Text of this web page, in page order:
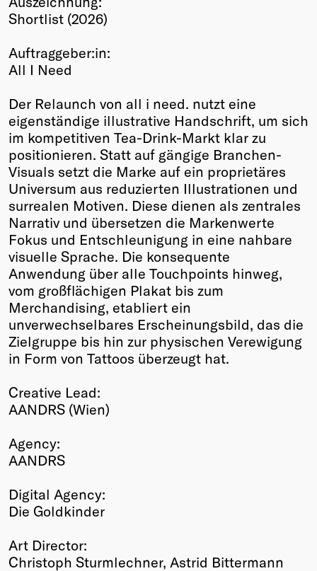
Winners
Past
Annual
Shortlist (2026)
Auftraggeber:in:
All I Need
Der Relaunch von all i need. nutzt eine
eigenständige illustrative Handschrift, um sich
im kompetitiven Tea-Drink-Markt klar zu
positionieren. Statt auf gängige Branchen-
Visuals setzt die Marke auf ein proprietäres
Universum aus reduzierten Illustrationen und
surrealen Motiven. Diese dienen als zentrales
Narrativ und übersetzen die Markenwerte
Fokus und Entschleunigung in eine nahbare
visuelle Sprache. Die konsequente
Anwendung über alle Touchpoints hinweg,
vom großflächigen Plakat bis zum
Merchandising, etabliert ein
unverwechselbares Erscheinungsbild, das die
Zielgruppe bis hin zur physischen Verewigung
in Form von Tattoos überzeugt hat.
Creative Lead:
AANDRS (Wien)
Agency:
AANDRS
Digital Agency:
Die Goldkinder
Art Director:
Christoph Sturmlechner, Astrid Bittermann